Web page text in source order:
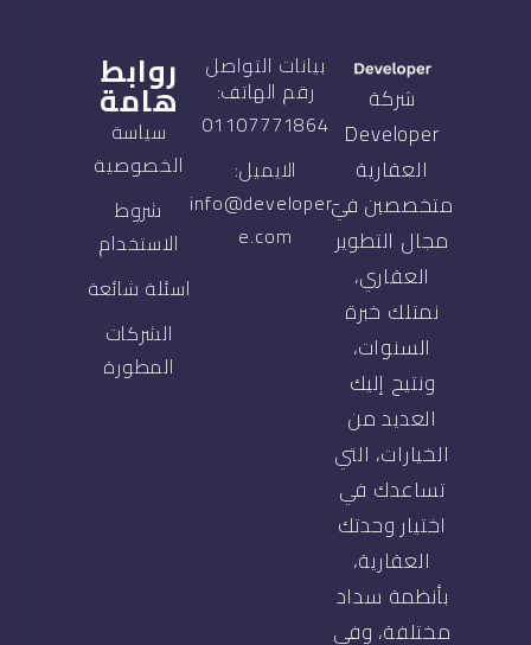
شركة
Developer
العقارية
متخصصين في
مجال التطوير
العقاري،
نمتلك خبرة
السنوات،
ونتيح إليك
العديد من
الخيارات، التي
تساعدك في
اختيار وحدتك
العقارية،
بأنظمة سداد
مختلفة، وفي
بيانات التواصل
رقم الهاتف:
01107771864
الايميل:
info@developer-
e.com
روابط
هامة
سياسة
الخصوصية
شروط
الاستخدام
اسئلة شائعة
الشركات
المطورة